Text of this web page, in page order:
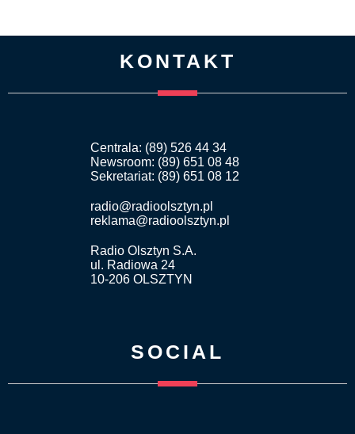
KONTAKT
Centrala: (89) 526 44 34
Newsroom: (89) 651 08 48
Sekretariat: (89) 651 08 12
radio@radioolsztyn.pl
reklama@radioolsztyn.pl
Radio Olsztyn S.A.
ul. Radiowa 24
10-206 OLSZTYN
SOCIAL